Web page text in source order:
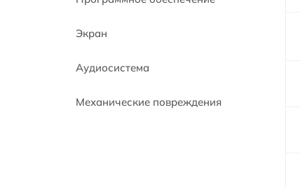
Экран
Аудиосистема
Механические повреждения